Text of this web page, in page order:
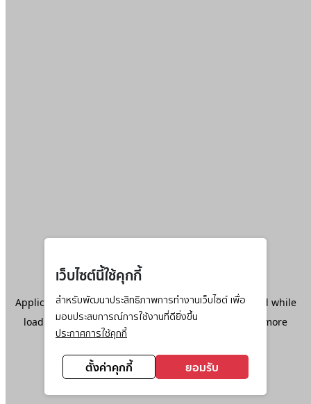
เว็บไซต์นี้ใช้คุกกี้
สำหรับพัฒนาประสิทธิภาพการทำงานเว็บไซต์ เพื่อ
มอบประสบการณ์การใช้งานที่ดียิ่งขึ้น
ประกาศการใช้คุกกี้
ตั้งค่าคุกกี้ ยอมรับ
Application error: aclient-side exception has occurred while
loadingwww.ktc.co.th(see the browser console
for more
information).